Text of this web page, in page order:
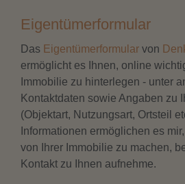
Eigentümerformular
Das Eigentümerformular von
ermöglicht es Ihnen, online
Immobilie zu hinterlegen - unter
Kontaktdaten sowie Angaben zu
(Objektart, Nutzungsart, Ortsteil
Informationen ermöglichen es
von Ihrer Immobilie zu machen,
Kontakt zu Ihnen aufnehme.